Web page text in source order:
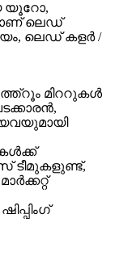
യൂറോ,
ലെഡ്
ലെഡ് കളർ /
മിററുകൾ
ടീമുകളുണ്ട്,